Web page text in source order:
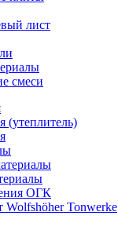
лист
смеси
(утеплитель)
ОГК
Tonwerke